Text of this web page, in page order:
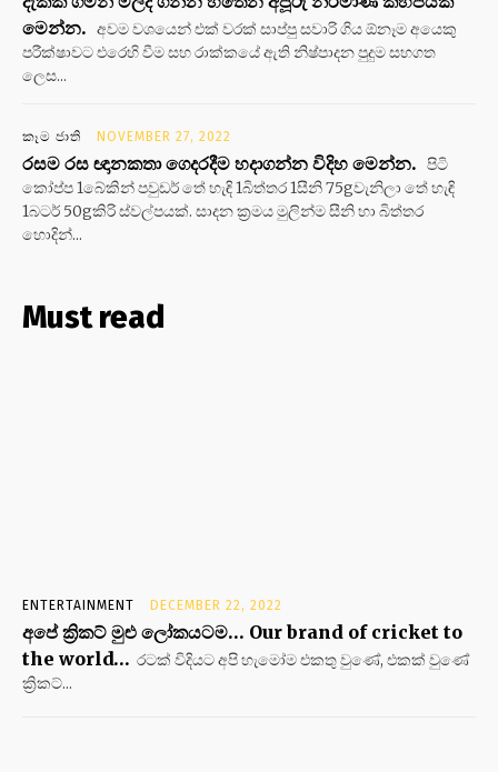
මෙන්න. අවම වශයෙන් එක් වරක් සාප්පු සවාරි ගිය ඕනෑම අයෙකු
පරීක්ෂාවට එරෙහි වීම සහ රාක්කයේ ඇති නිෂ්පාදන පුදුම සහගත
ලෙස...
කෑම ජාති NOVEMBER 27, 2022
රසම රස ඥානකතා ගෙදරදීම හදාගන්න විදිහ මෙන්න. පිටි
කෝප්ප 1බේකින් පවුඩර් තේ හැඳි 1බිත්තර 1සීනි 75gවැනිලා තේ හැඳි
1බටර් 50gකිරි ස්වල්පයක්. සාදන ක්‍රමය මුලින්ම සීනි හා බිත්තර
හොදින්...
Must read
ENTERTAINMENT DECEMBER 22, 2022
අපේ ක්‍රිකට් මුළු ලෝකයටම… Our brand of cricket to
the world… රටක් විදියට අපි හැමෝම එකතු වුණේ, එකක් වුණේ
ක්‍රිකට්...